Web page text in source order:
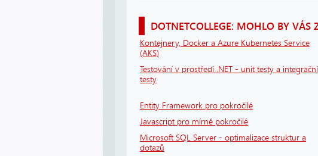
DOTNETCOLLEGE: MOHLO BY VÁS
Kontejnery, Docker a Azure Kubernetes Service
(AKS)
Testování v prostředí .NET - unit testy a integrační
testy
Entity Framework pro pokročilé
Javascript pro mírně pokročilé
Microsoft SQL Server - optimalizace struktur a
dotazů